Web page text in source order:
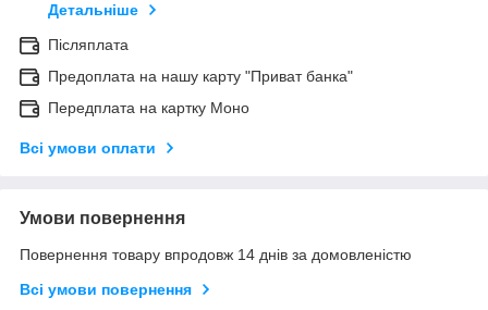
Детальніше
Післяплата
Предоплата на нашу карту "Приват банка"
Передплата на картку Моно
Всі умови оплати
Умови повернення
Повернення товару впродовж 14 днів за домовленістю
Всі умови повернення